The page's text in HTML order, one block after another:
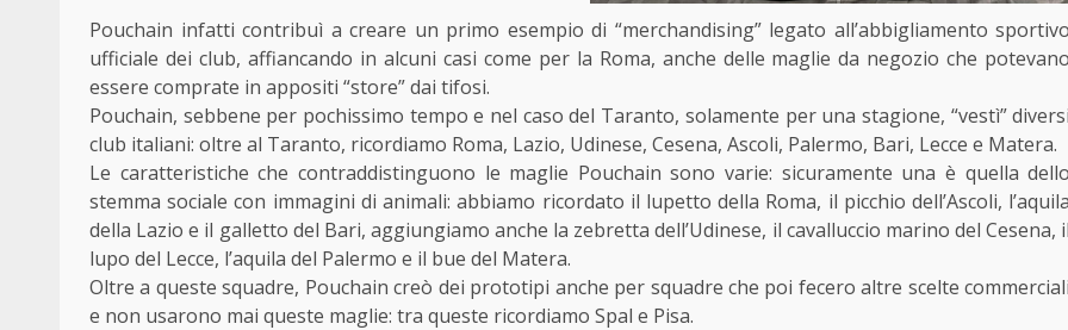
Pouchain infatti contribuì a creare un primo esempio di “merchandising” legato all’abbigliamento sportivo
ufficiale dei club, affiancando in alcuni casi come per la Roma, anche delle maglie da negozio che potevano
essere comprate in appositi “store” dai tifosi.
Pouchain, sebbene per pochissimo tempo e nel caso del Taranto, solamente per una stagione, “vestì” diversi
club italiani: oltre al Taranto, ricordiamo Roma, Lazio, Udinese, Cesena, Ascoli, Palermo, Bari, Lecce e Matera.
Le caratteristiche che contraddistinguono le maglie Pouchain sono varie: sicuramente una è quella dello
stemma sociale con immagini di animali: abbiamo ricordato il lupetto della Roma, il picchio dell’Ascoli, l’aquila
della Lazio e il galletto del Bari, aggiungiamo anche la zebretta dell’Udinese, il cavalluccio marino del Cesena, il
lupo del Lecce, l’aquila del Palermo e il bue del Matera.
Oltre a queste squadre, Pouchain creò dei prototipi anche per squadre che poi fecero altre scelte commerciali
e non usarono mai queste maglie: tra queste ricordiamo Spal e Pisa.